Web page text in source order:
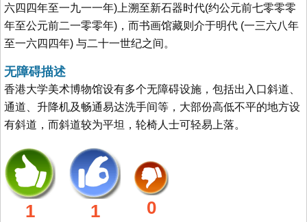
六四四年至一九一一年)上溯至新石器时代(约公元前七零零零
年至公元前二一零零年)，而书画馆藏则介于明代 (一三六八年
至一六四四年) 与二十一世纪之间。
无障碍描述
香港大学美术博物馆设有多个无障碍设施，包括出入口斜道、
通道、升降机及畅通易达洗手间等，大部份高低不平的地方设
有斜道，而斜道较为平坦，轮椅人士可轻易上落。
1 1 0